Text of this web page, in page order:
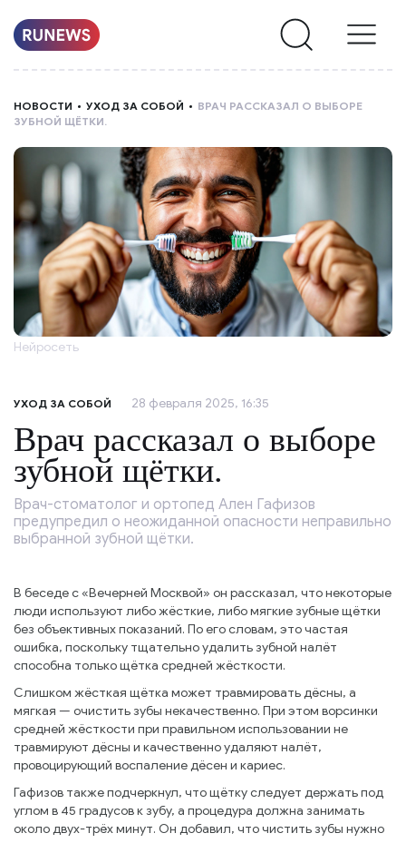
НАС
НОВОСТИ УХОД ЗА СОБОЙ
ВРАЧ РАССКАЗАЛ О ВЫБОРЕ
ЗУБНОЙ ЩЁТКИ.
Нейросеть
УХОД ЗА СОБОЙ 28 февраля 2025, 16:35
Врач рассказал о выборе
зубной щётки.
Врач-стоматолог и ортопед Ален Гафизов
предупредил о неожиданной опасности неправильно
выбранной зубной щётки.
В беседе с «Вечерней Москвой» он рассказал, что некоторые
люди используют либо жёсткие, либо мягкие зубные щётки
без объективных показаний. По его словам, это частая
ошибка, поскольку тщательно удалить зубной налёт
способна только щётка средней жёсткости.
Слишком жёсткая щётка может травмировать дёсны, а
мягкая — очистить зубы некачественно. При этом ворсинки
средней жёсткости при правильном использовании не
травмируют дёсны и качественно удаляют налёт,
провоцирующий воспаление дёсен и кариес.
Гафизов также подчеркнул, что щётку следует держать под
углом в 45 градусов к зубу, а процедура должна занимать
около двух-трёх минут. Он добавил, что чистить зубы нужно